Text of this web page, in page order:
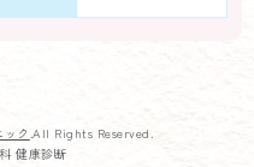
ク .All Rights Reserved.
健康診断